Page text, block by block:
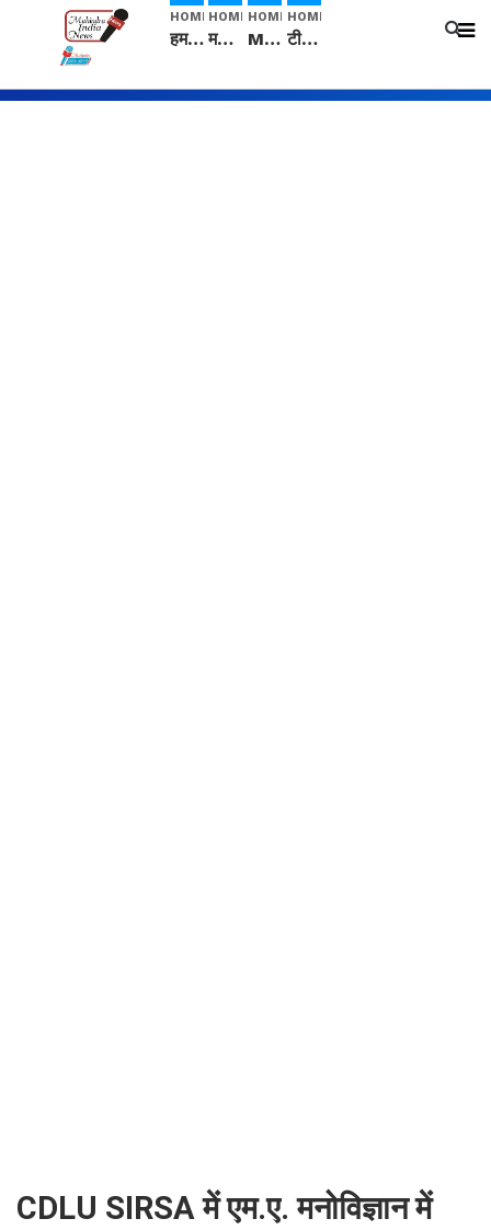
HOME
हम सनातनी..." सांसद kangana Ranaut से क्या बोली लड़की? Viral Jantar-Mantar | CJP protest
HOME
मनीषा हत्याकांड: हत्या, आत्महत्या या कोई बड़ा राज? | Full Story | Josh Haryana
HOME
Mangalsutra: हिंदू धर्म में शादी के बाद मंगलसूत्र क्यों पहनती है महिलाएं, किसने शुरु की ये परंपरा
HOME
टीम बीकेई ने एग्रीकल्चर ग्रेड की यूरिया खाद गट्टों में बदलकर टेक्निकल ग्रेड में बेचने वालों पर करवाई कार्रवाई: लखविंदर सिंह औलख
CDLU SIRSA में एम.ए. मनोविज्ञान में